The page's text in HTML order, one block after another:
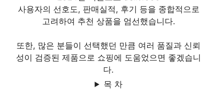
사용자의 선호도, 판매실적, 후기 등을 종합적으로
고려하여 추천 상품을 엄선했습니다.
또한, 많은 분들이 선택했던 만큼 여러 품질과 신뢰
성이 검증된 제품으로 쇼핑에 도움었으면 좋겠습니
다.
목 차